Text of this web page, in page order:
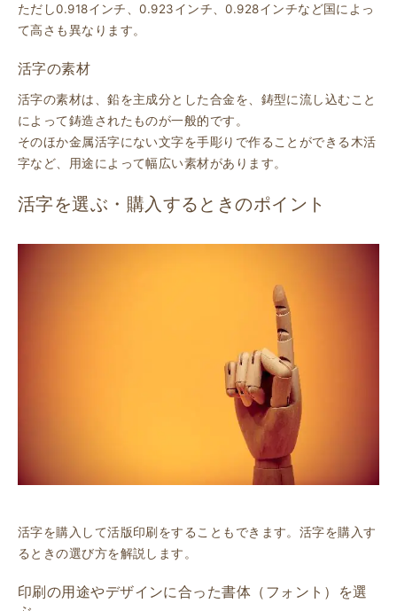
ただし0.918インチ、0.923インチ、0.928インチなど国によっ
て高さも異なります。
活字の素材
活字の素材は、鉛を主成分とした合金を、鋳型に流し込むこと
によって鋳造されたものが一般的です。
そのほか金属活字にない文字を手彫りで作ることができる木活
字など、用途によって幅広い素材があります。
活字を選ぶ・購入するときのポイント
活字を購入して活版印刷をすることもできます。活字を購入す
るときの選び方を解説します。
印刷の用途やデザインに合った書体（フォント）を選